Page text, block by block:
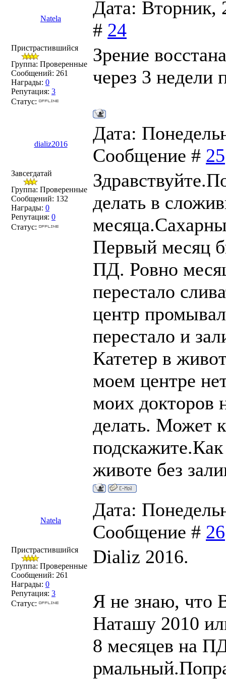
Natela
Дата: Вторник,
# 24
Пристрастившийся
Группа: Проверенные
Сообщений: 261
Награды: 0
Репутация: 3
Статус:
Зрение
через 3 недели
dializ2016
Дата:
Сообщение # 25
Завсегдатай
Группа: Проверенные
Сообщений: 132
Награды: 0
Репутация: 0
Статус:
делать в
Первый месяц
ПД. Ровно
перестало
центр
перестало и
Катетер в
моем центре
моих докторов
делать. Может
животе без
Natela
Дата:
Сообщение # 26
Пристрастившийся
Группа: Проверенные
Сообщений: 261
Награды: 0
Репутация: 3
Статус:
Dializ 2016.
Я не знаю, что
Наташу 2010
8 месяцев на